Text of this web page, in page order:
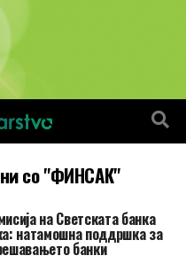
со "ФИНСАК"
на Светската банка
натамошна поддршка за
банки